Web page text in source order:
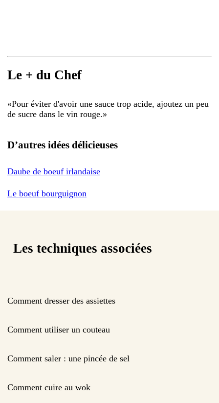
Le + du Chef
«Pour éviter d'avoir une sauce trop acide, ajoutez un peu
de sucre dans le vin rouge.»
D’autres idées délicieuses
Daube de boeuf irlandaise
Le boeuf bourguignon
Les techniques associées
Comment dresser des assiettes
Comment utiliser un couteau
Comment saler : une pincée de sel
Comment cuire au wok